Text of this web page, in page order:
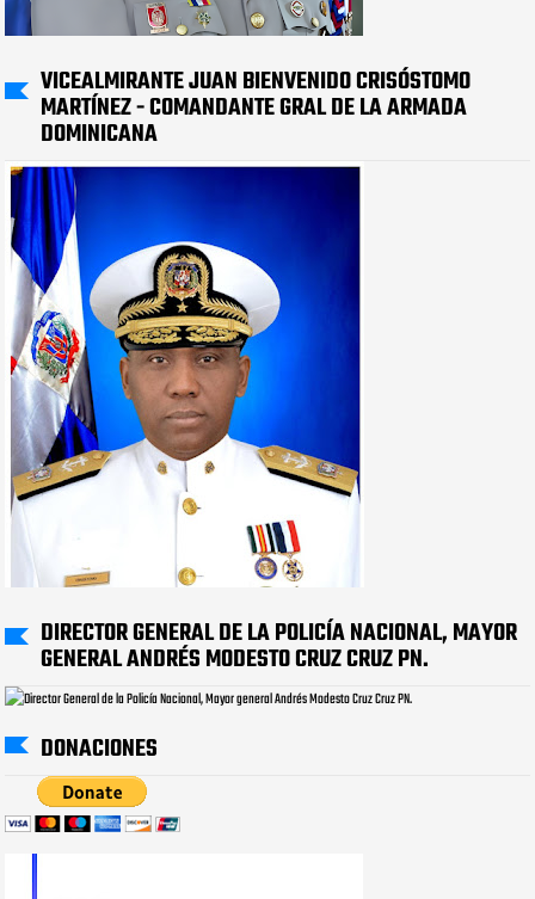
VICEALMIRANTE JUAN BIENVENIDO CRISÓSTOMO
MARTÍNEZ - COMANDANTE GRAL DE LA ARMADA
DOMINICANA
DIRECTOR GENERAL DE LA POLICÍA NACIONAL, MAYOR
GENERAL ANDRÉS MODESTO CRUZ CRUZ PN.
DONACIONES